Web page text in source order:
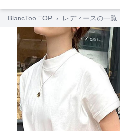
BlancTee TOP › レディースの一覧